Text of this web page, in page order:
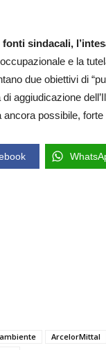
fonti sindacali,
occupazionale e la
due obiettivi di
di aggiudicazione
possibile, forte
ambiente ArcelorMittal